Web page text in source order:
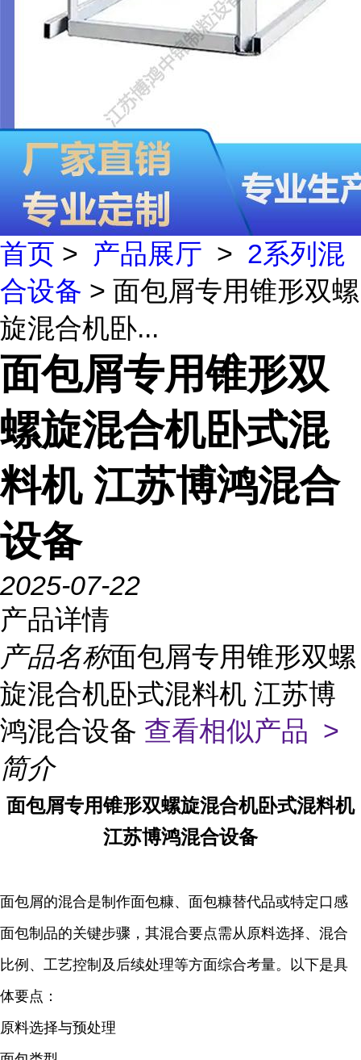
首页 > 产品展厅 > 2系列混
合设备 > 面包屑专用锥形双螺
旋混合机卧...
面包屑专用锥形双
螺旋混合机卧式混
料机 江苏博鸿混合
设备
2025-07-22
产品详情
产品名称面包屑专用锥形双螺
旋混合机卧式混料机 江苏博
鸿混合设备 查看相似产品 >
简介
面包屑专用锥形双螺旋混合机卧式混料机
江苏博鸿混合设备
面包屑的混合是制作面包糠、面包糠替代品或特定口感
面包制品的关键步骤，其混合要点需从原料选择、混合
比例、工艺控制及后续处理等方面综合考量。以下是具
体要点：
原料选择与预处理